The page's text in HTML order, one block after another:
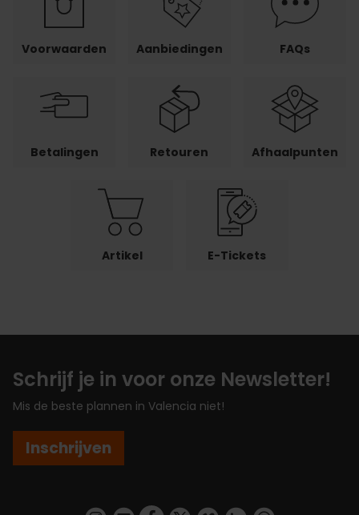
Voorwaarden Aanbiedingen FAQs
Betalingen Retouren Afhaalpunten
Artikel E-Tickets
Schrijf je in voor onze Newsletter!
Mis de beste plannen in Valencia niet!
Inschrijven